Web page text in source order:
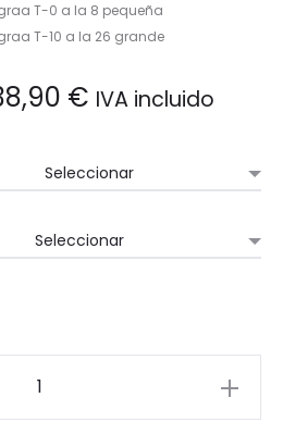
T-0 a la 8 pequeña
T-10 a la 26 grande
€ Rango
precios:
desde
hasta
38,90 €
IVA incluido